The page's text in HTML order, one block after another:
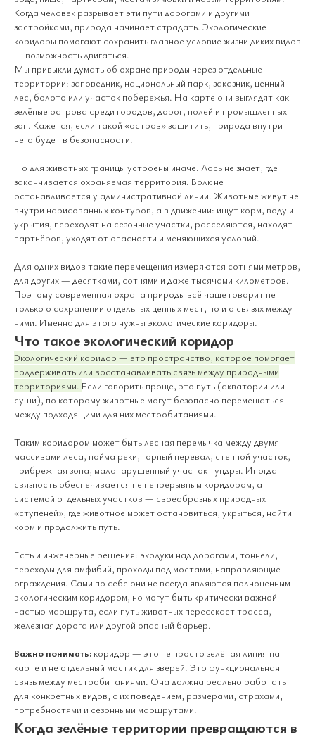
Когда человек разрывает эти пути дорогами и другими
застройками, природа начинает страдать. Экологические
коридоры помогают сохранить главное условие жизни диких видов
— возможность двигаться.
Мы привыкли думать об охране природы через отдельные
территории: заповедник, национальный парк, заказник, ценный
лес, болото или участок побережья. На карте они выглядят как
зелёные острова среди городов, дорог, полей и промышленных
зон. Кажется, если такой «остров» защитить, природа внутри
него будет в безопасности.
Но для животных границы устроены иначе. Лось не знает, где
заканчивается охраняемая территория. Волк не
останавливается у административной линии. Животные живут не
внутри нарисованных контуров, а в движении: ищут корм, воду и
укрытия, переходят на сезонные участки, расселяются, находят
партнёров, уходят от опасности и меняющихся условий.
Для одних видов такие перемещения измеряются сотнями метров,
для других — десятками, сотнями и даже тысячами километров.
Поэтому современная охрана природы всё чаще говорит не
только о сохранении отдельных ценных мест, но и о связях между
ними. Именно для этого нужны экологические коридоры.
Что такое экологический коридор
Экологический коридор — это пространство, которое помогает
поддерживать или восстанавливать связь между природными
территориями. Если говорить проще, это путь (акватории или
суши), по которому животные могут безопасно перемещаться
между подходящими для них местообитаниями.
Таким коридором может быть лесная перемычка между двумя
массивами леса, пойма реки, горный перевал, степной участок,
прибрежная зона, малонарушенный участок тундры. Иногда
связность обеспечивается не непрерывным коридором, а
системой отдельных участков — своеобразных природных
«ступеней», где животное может остановиться, укрыться, найти
корм и продолжить путь.
Есть и инженерные решения: экодуки над дорогами, тоннели,
переходы для амфибий, проходы под мостами, направляющие
ограждения. Сами по себе они не всегда являются полноценным
экологическим коридором, но могут быть критически важной
частью маршрута, если путь животных пересекает трасса,
железная дорога или другой опасный барьер.
Важно понимать: коридор — это не просто зелёная линия на
карте и не отдельный мостик для зверей. Это функциональная
связь между местообитаниями. Она должна реально работать
для конкретных видов, с их поведением, размерами, страхами,
потребностями и сезонными маршрутами.
Когда зелёные территории превращаются в